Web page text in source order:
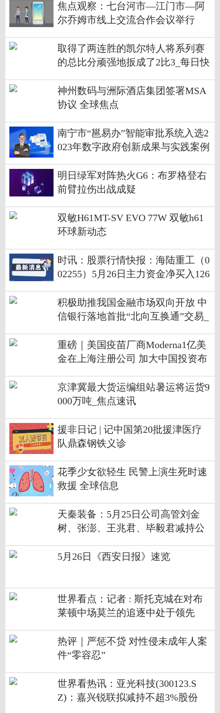
焦点观察：七台河市—江门市—阿
尔乔姆市线上交流合作会议举行
取得了两连胜的凯尔特人将系列赛
的总比分顽强地扳成了2比3_每日快
神州数码与洲际酒店集团签署MSA
协议 全球焦点
南宁市“邕易办”智能审批系统入选2
023年数字政府创新成果与实践案例
明日绿军对阵热火G6：布罗格登右
前臂拉伤出战成疑
双敏H61MT-SV EVO 77W 双敏h61
环球新动态
时讯：股票行情快报：海陆重工（0
02255）5月26日主力资金净买入126
积极助推我国金融市场双向开放 中
信银行落地首批“北向互换通”交易_
重磅｜美国疫苗厂商Moderna1亿美
金在上海注册公司 加大中国投资布
京津冀最大货运编组站暑运将运货9
000万吨_焦点速讯
援非日记 | 记中国第20批援津医疗
队鼎森钢铁义诊
花季少女欲轻生 民警上演生死时速
救援 全球信息
天秦装备：5月25日公司高管刘金
树、张澎、王兆君、毕毅君减持公
5月26日《西安日报》速览
世界看点：记者 : 斯托克城在对布
莱顿中场莫兰的追逐中处于领先
热评｜严惩不贷 对性侵未成年人案
件“零容忍”
世界看热讯：亚光科技(300123.S
Z)：嘉兴锐联拟减持不超3%股份